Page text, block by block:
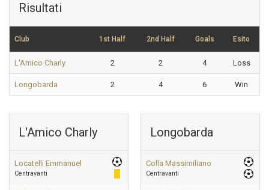
Risultati
Club 1st Half 2nd Half Goals Esito
L'Amico Charly 2 2 4 Loss
Longobarda 2 4 6 Win
L'Amico Charly
Locatelli Emmanuel
Centravanti
Longobarda
Colla Massimiliano
Centravanti